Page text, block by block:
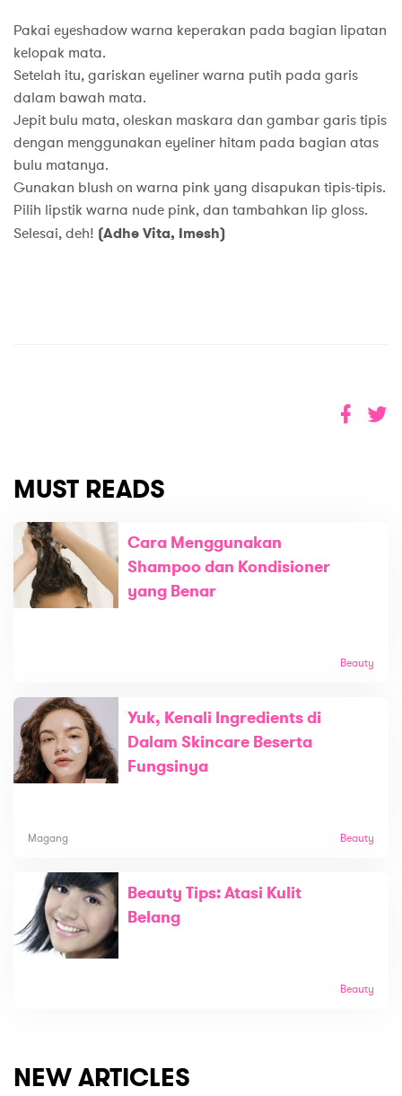
Pakai eyeshadow warna keperakan pada bagian lipatan
kelopak mata.
Setelah itu, gariskan eyeliner warna putih pada garis
dalam bawah mata.
Jepit bulu mata, oleskan maskara dan gambar garis tipis
dengan menggunakan eyeliner hitam pada bagian atas
bulu matanya.
Gunakan blush on warna pink yang disapukan tipis-tipis.
Pilih lipstik warna nude pink, dan tambahkan lip gloss.
Selesai, deh! (Adhe Vita, Imesh)
MUST READS
Cara Menggunakan
Shampoo dan Kondisioner
yang Benar
Beauty
Yuk, Kenali Ingredients di
Dalam Skincare Beserta
Fungsinya
Magang Beauty
Beauty Tips: Atasi Kulit
Belang
Beauty
NEW ARTICLES